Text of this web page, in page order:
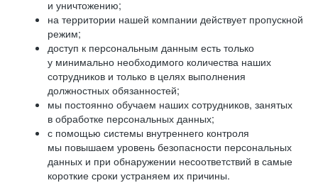
и уничтожению;
на территории нашей компании действует пропускной
режим;
доступ к персональным данным есть только
у минимально необходимого количества наших
сотрудников и только в целях выполнения
должностных обязанностей;
мы постоянно обучаем наших сотрудников, занятых
в обработке персональных данных;
с помощью системы внутреннего контроля
мы повышаем уровень безопасности персональных
данных и при обнаружении несоответствий в самые
короткие сроки устраняем их причины.